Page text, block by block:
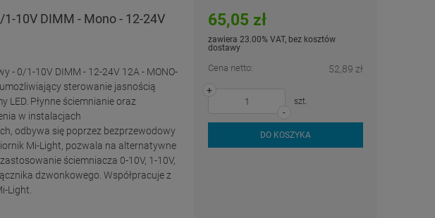
1-10V DIMM - Mono - 12-24V
- 0/1-10V DIMM - 12-24V 12A - MONO-
sterowanie jasnością
LED. Płynne ściemnianie oraz
w instalacjach
odbywa się poprzez bezprzewodowy
Mi-Light, pozwala na alternatywne
ściemniacza 0-10V, 1-10V,
dzwonkowego. Współpracuje z
Light.
65,05 zł
zawiera 23.00% VAT, bez kosztów
dostawy
Cena netto: 52,89 zł
-
+
szt.
DO KOSZYKA